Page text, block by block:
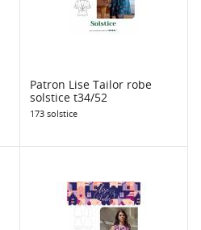
Patron Lise Tailor robe
solstice t34/52
173 solstice